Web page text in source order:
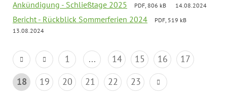
Ankündigung - Schließtage 2025 PDF, 806 kB 14.08.2024
Bericht - Rückblick Sommerferien 2024
PDF, 519 kB
13.08.2024
1 ... 14 15 16
17
18
19 20 21 22 23